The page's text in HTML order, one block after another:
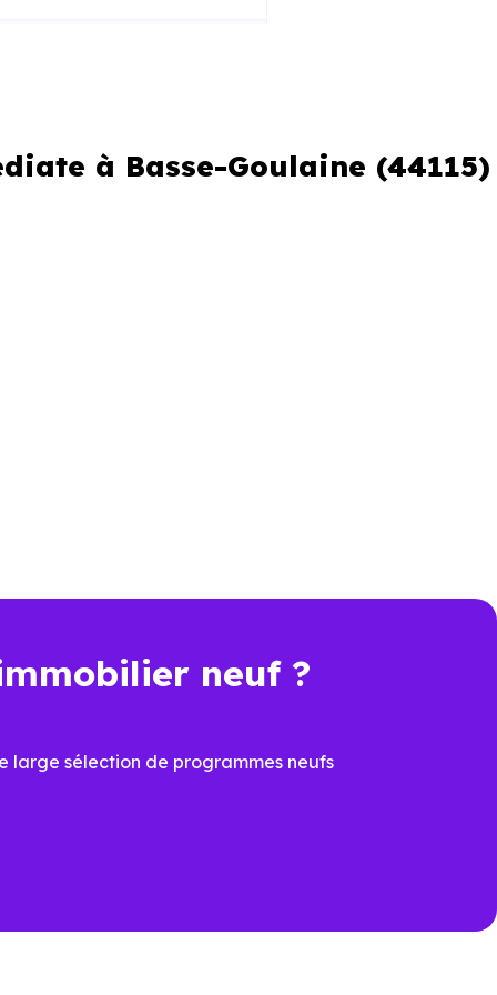
ou si vous souhaitez éviter
urgente
perdre plusieurs jours.
(44115)
à Basse-Goulaine (44115)
neuf ?
large sélection de programmes neufs